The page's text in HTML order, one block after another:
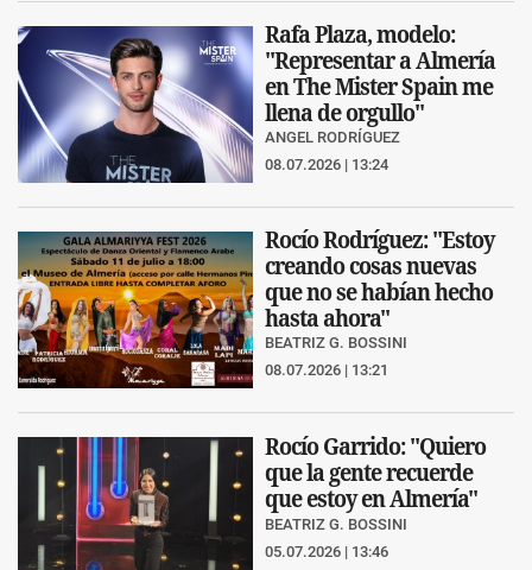
Rafa Plaza, modelo:
"Representar a Almería
en The Mister Spain me
llena de orgullo"
ANGEL RODRÍGUEZ
08.07.2026 | 13:24
Rocío Rodríguez: "Estoy
creando cosas nuevas
que no se habían hecho
hasta ahora"
BEATRIZ G. BOSSINI
08.07.2026 | 13:21
Rocío Garrido: "Quiero
que la gente recuerde
que estoy en Almería"
BEATRIZ G. BOSSINI
05.07.2026 | 13:46